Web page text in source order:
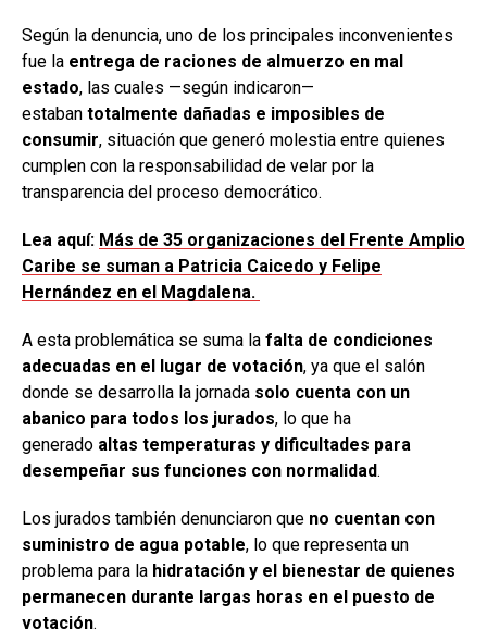
Según la denuncia, uno de los principales inconvenientes
fue la entrega de raciones de almuerzo en mal
estado, las cuales —según indicaron—
estaban totalmente dañadas e imposibles de
consumir, situación que generó molestia entre quienes
cumplen con la responsabilidad de velar por la
transparencia del proceso democrático.
Lea aquí: Más de 35 organizaciones del Frente Amplio
Caribe se suman a Patricia Caicedo y Felipe
Hernández en el Magdalena.
A esta problemática se suma la falta de condiciones
adecuadas en el lugar de votación, ya que el salón
donde se desarrolla la jornada solo cuenta con un
abanico para todos los jurados, lo que ha
generado altas temperaturas y dificultades para
desempeñar sus funciones con normalidad.
Los jurados también denunciaron que no cuentan con
suministro de agua potable, lo que representa un
problema para la hidratación y el bienestar de quienes
permanecen durante largas horas en el puesto de
votación.